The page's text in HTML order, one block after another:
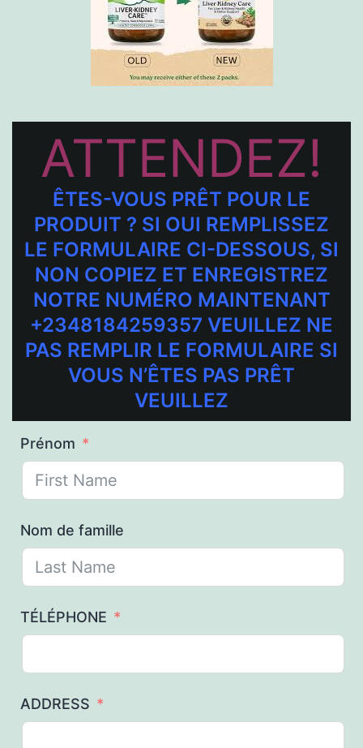
ATTENDEZ!
ÊTES-VOUS PRÊT POUR LE
PRODUIT ? SI OUI REMPLISSEZ
LE FORMULAIRE CI-DESSOUS, SI
NON COPIEZ ET ENREGISTREZ
NOTRE NUMÉRO MAINTENANT
+2348184259357 VEUILLEZ NE
PAS REMPLIR LE FORMULAIRE SI
VOUS N’ÊTES PAS PRÊT
VEUILLEZ
Prénom
Nom de famille
TÉLÉPHONE
ADDRESS